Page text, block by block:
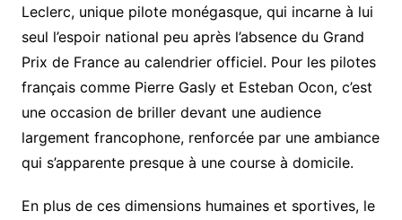
Leclerc, unique pilote monégasque, qui incarne à lui
seul l’espoir national peu après l’absence du Grand
Prix de France au calendrier officiel. Pour les pilotes
français comme Pierre Gasly et Esteban Ocon, c’est
une occasion de briller devant une audience
largement francophone, renforcée par une ambiance
qui s’apparente presque à une course à domicile.
En plus de ces dimensions humaines et sportives, le